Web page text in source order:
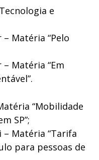
e
– Matéria “Pelo
– Matéria “Em
“Mobilidade
SP”;
– Matéria “Tarifa
para pessoas de